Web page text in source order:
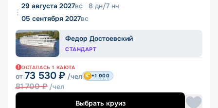
29 августа 2027вс 8 дн/7 нч
05 сентября 2027вс
Федор Достоевский
СТАНДАРТ
ОСТАЛАСЬ 1 КАЮТА
от 73 530 ₽ /чел
81 700₽ /чел
+1 000
Выбрать круиз